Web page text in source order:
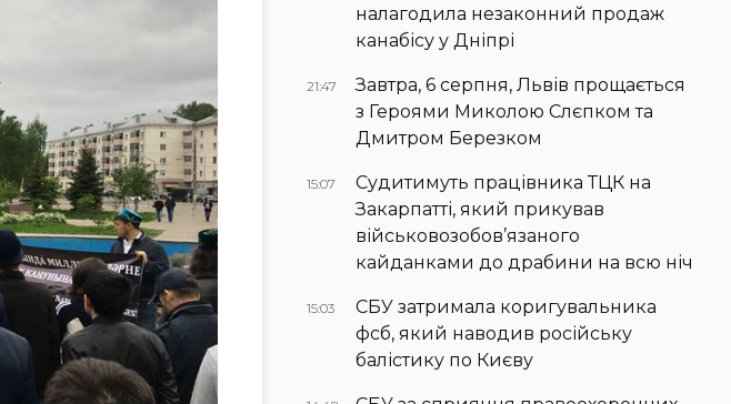
налагодила незаконний продаж
канабісу у Дніпрі
21:47
Завтра, 6 серпня, Львів прощається
з Героями Миколою Слєпком та
Дмитром Березком
15:07
Судитимуть працівника ТЦК на
Закарпатті, який прикував
військовозобов’язаного
кайданками до драбини на всю ніч
15:03
СБУ затримала коригувальника
фсб, який наводив російську
балістику по Києву